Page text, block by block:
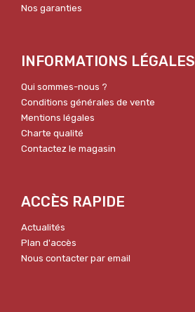
Nos garanties
INFORMATIONS LÉGALES
Qui sommes-nous ?
Conditions générales de vente
Mentions légales
Charte qualité
Contactez le magasin
ACCÈS RAPIDE
Actualités
Plan d'accès
Nous contacter par email